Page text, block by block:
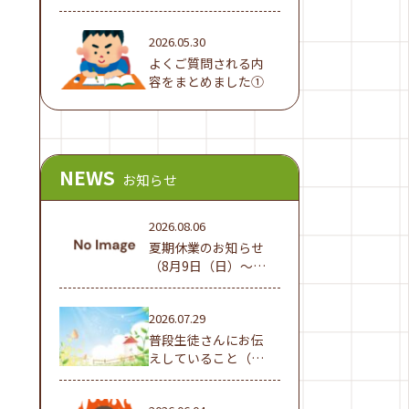
でした！
2026.05.30
よくご質問される内
容をまとめました①
NEWS お知らせ
2026.08.06
夏期休業のお知らせ
（8月9日（日）～16
日（日））
2026.07.29
普段生徒さんにお伝
えしていること（夏
休み編①）